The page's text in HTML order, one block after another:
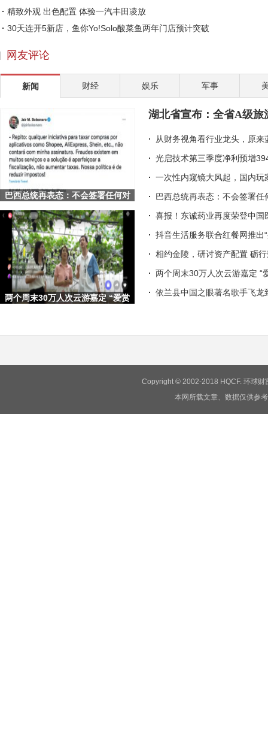
精致外观 出色配置 体验一汽丰田凌放
30天连开5新店，鱼你Yo!Solo酸菜鱼两年门店预计突破
皇氏集团考察巴国奶水牛产业 致力于破解“卡脖子
从幕后到台前，李海珍的国货美妆CEO之路
爱采购全面牵手展会，用数智重构传统采销业态
途虎养车助力行业数字化升级 深挖标准化服务
网友评论
新闻 财经 娱乐 军事
巴西总统再表态：不会签署任何对
两个周末30万人次云游嘉定 “爱赏
湖北省宣布：全省A级
从财务视角看行业龙头，原
光启技术第三季度净利预增
一次性内窥镜大风起，国内玩
巴西总统再表态：不会签署
喜报！东诚药业再度荣登中国
抖音生活服务联合红餐网推出
相约金陵，研讨资产配置 砺
两个周末30万人次云游嘉定 “
依兰县中国之眼著名歌手飞龙
Copyright © 2002-2018 HQCF. 环球
本网所载文章、数据仅供参